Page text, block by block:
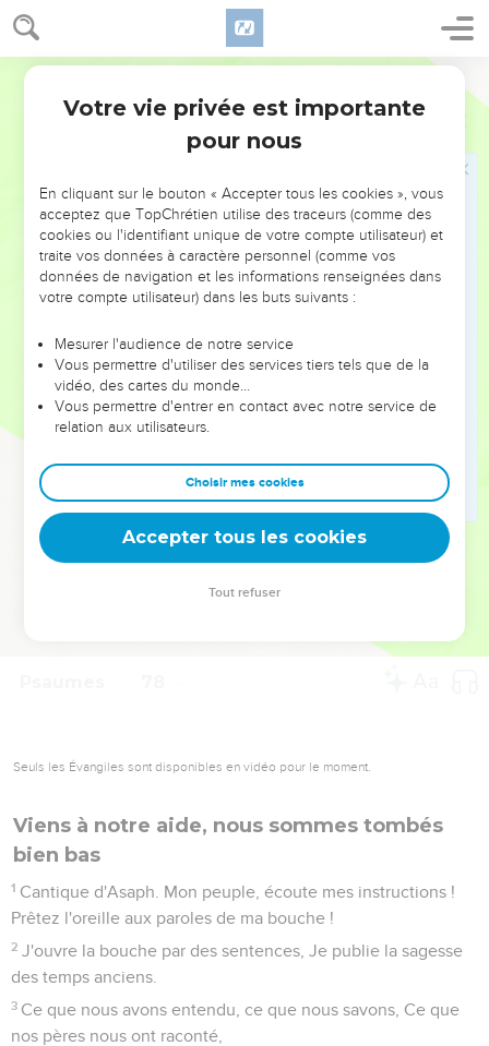
NE MANQUEZ PAS L’ÉVÉNEMENT
DE L’ANNÉE !
ET SI LEURS ERREURS POUVAIENT VOUS ÉVITER LES
VOTRES ?
leur foi ou leur vision. Mais on voit moins les doutes, les erreurs
et les saisons difficiles qu'ils ont traversés, alors même que ce
sont elles qui les ont façonnés.
Dans cette conférence, leaders, entrepreneurs, et responsables
clés pour avancer avec plus de sagesse afin que leurs erreurs
deviennent vos tremplins. Que vous guidiez un ministère, une
équipe, un groupe ou une famille, leur expérience est faite
Seuls les Évangiles sont disponibles en vidéo pour le moment.
Viens à notre aide, nous sommes tombés
bien bas
1 Cantique d'Asaph. Mon peuple, écoute mes instructions !
Prêtez l'oreille aux paroles de ma bouche !
2 J'ouvre la bouche par des sentences, Je publie la sagesse
des temps anciens.
3 Ce que nous avons entendu, ce que nous savons, Ce que
nos pères nous ont raconté,
Votre vie privée est importante
pour nous
En cliquant sur le bouton « Accepter tous les cookies », vous
acceptez que TopChrétien utilise des traceurs (comme des
cookies ou l'identifiant unique de votre compte utilisateur) et
traite vos données à caractère personnel (comme vos
données de navigation et les informations renseignées dans
votre compte utilisateur) dans les buts suivants :
Mesurer l'audience de notre service
Vous permettre d'utiliser des services tiers tels que de la
vidéo, des cartes du monde…
Vous permettre d'entrer en contact avec notre service de
relation aux utilisateurs.
Choisir mes cookies
Accepter tous les cookies
Tout refuser